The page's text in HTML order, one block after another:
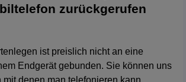
zurückgerufen
ist preislich nicht an eine
Endgerät gebunden. Sie können uns
mit denen man telefonieren kann